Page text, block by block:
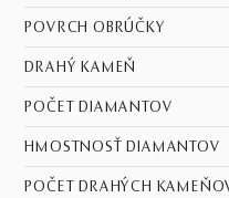
POVRCH OBRÚČKY
DRAHÝ KAMEŇ
POČET DIAMANTOV
HMOSTNOSŤ DIAMANTOV
POČET DRAHÝCH